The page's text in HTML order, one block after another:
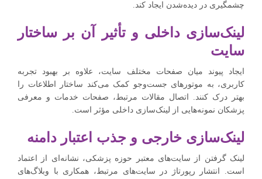
چشمگیری در دیده‌شدن ایجاد کند.
لینک‌سازی داخلی و تأثیر آن بر ساختار
سایت
ایجاد پیوند میان صفحات مختلف سایت، علاوه بر بهبود تجربه
کاربری، به موتورهای جست‌وجو کمک می‌کند ساختار اطلاعات را
بهتر درک کنند. اتصال مقالات مرتبط، صفحات خدمات و معرفی
پزشکان نمونه‌هایی از لینک‌سازی داخلی مؤثر است.
لینک‌سازی خارجی و جذب اعتبار دامنه
لینک گرفتن از سایت‌های معتبر حوزه پزشکی، نشانه‌ای از اعتماد
است. انتشار رپورتاژ در سایت‌های مرتبط، همکاری با وبلاگ‌های